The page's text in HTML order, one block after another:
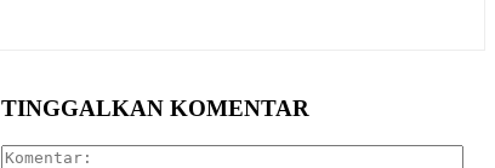
TINGGALKAN KOMENTAR